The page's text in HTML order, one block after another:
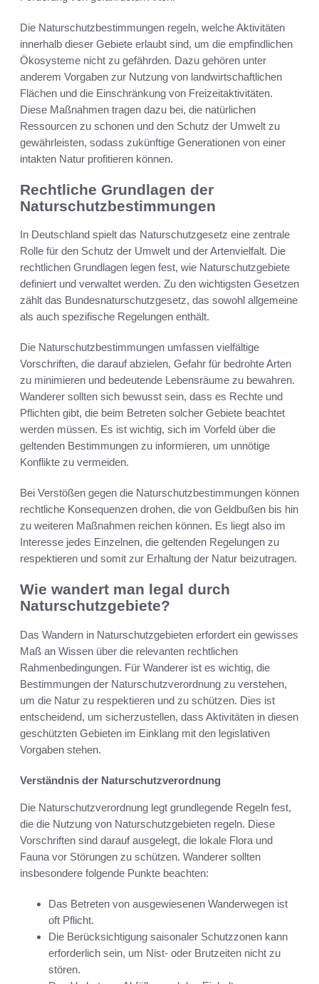
Die Naturschutzbestimmungen regeln, welche Aktivitäten
innerhalb dieser Gebiete erlaubt sind, um die empfindlichen
Ökosysteme nicht zu gefährden. Dazu gehören unter
anderem Vorgaben zur Nutzung von landwirtschaftlichen
Flächen und die Einschränkung von Freizeitaktivitäten.
Diese Maßnahmen tragen dazu bei, die natürlichen
Ressourcen zu schonen und den Schutz der Umwelt zu
gewährleisten, sodass zukünftige Generationen von einer
intakten Natur profitieren können.
Rechtliche Grundlagen der
Naturschutzbestimmungen
In Deutschland spielt das Naturschutzgesetz eine zentrale
Rolle für den Schutz der Umwelt und der Artenvielfalt. Die
rechtlichen Grundlagen legen fest, wie Naturschutzgebiete
definiert und verwaltet werden. Zu den wichtigsten Gesetzen
zählt das Bundesnaturschutzgesetz, das sowohl allgemeine
als auch spezifische Regelungen enthält.
Die Naturschutzbestimmungen umfassen vielfältige
Vorschriften, die darauf abzielen, Gefahr für bedrohte Arten
zu minimieren und bedeutende Lebensräume zu bewahren.
Wanderer sollten sich bewusst sein, dass es Rechte und
Pflichten gibt, die beim Betreten solcher Gebiete beachtet
werden müssen. Es ist wichtig, sich im Vorfeld über die
geltenden Bestimmungen zu informieren, um unnötige
Konflikte zu vermeiden.
Bei Verstößen gegen die Naturschutzbestimmungen können
rechtliche Konsequenzen drohen, die von Geldbußen bis hin
zu weiteren Maßnahmen reichen können. Es liegt also im
Interesse jedes Einzelnen, die geltenden Regelungen zu
respektieren und somit zur Erhaltung der Natur beizutragen.
Wie wandert man legal durch
Naturschutzgebiete?
Das Wandern in Naturschutzgebieten erfordert ein gewisses
Maß an Wissen über die relevanten rechtlichen
Rahmenbedingungen. Für Wanderer ist es wichtig, die
Bestimmungen der Naturschutzverordnung zu verstehen,
um die Natur zu respektieren und zu schützen. Dies ist
entscheidend, um sicherzustellen, dass Aktivitäten in diesen
geschützten Gebieten im Einklang mit den legislativen
Vorgaben stehen.
Verständnis der Naturschutzverordnung
Die Naturschutzverordnung legt grundlegende Regeln fest,
die die Nutzung von Naturschutzgebieten regeln. Diese
Vorschriften sind darauf ausgelegt, die lokale Flora und
Fauna vor Störungen zu schützen. Wanderer sollten
insbesondere folgende Punkte beachten:
Das Betreten von ausgewiesenen Wanderwegen ist
oft Pflicht.
Die Berücksichtigung saisonaler Schutzzonen kann
erforderlich sein, um Nist- oder Brutzeiten nicht zu
stören.